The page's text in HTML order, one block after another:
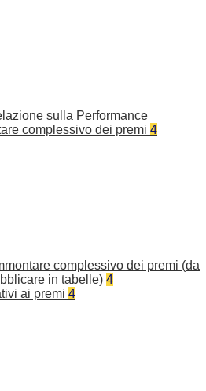
sulla Performance
complessivo dei premi 4
complessivo dei premi (da
in tabelle) 4
ai premi 4